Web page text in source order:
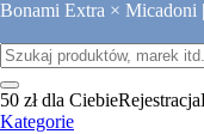
Bonami Extra × Micadoni |
50 zł dla CiebieRejestracja
Kategorie